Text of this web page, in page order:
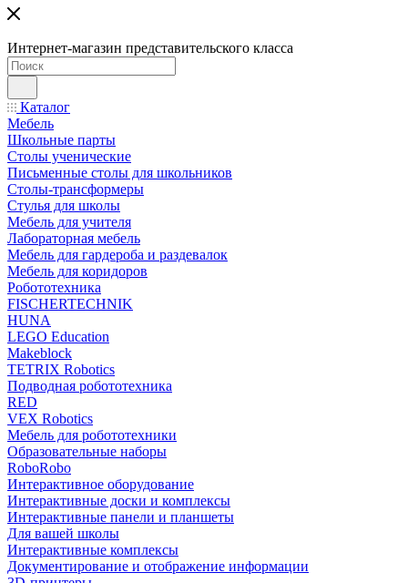
Интернет-магазин представительского класса
Каталог
Мебель
Школьные парты
Столы ученические
Письменные столы для школьников
Столы-трансформеры
Стулья для школы
Мебель для учителя
Лабораторная мебель
Мебель для гардероба и раздевалок
Мебель для коридоров
Робототехника
FISCHERTECHNIK
HUNA
LEGO Education
Makeblock
TETRIX Robotics
Подводная робототехника
RED
VEX Robotics
Мебель для робототехники
Образовательные наборы
RoboRobo
Интерактивное оборудование
Интерактивные доски и комплексы
Интерактивные панели и планшеты
Для вашей школы
Интерактивные комплексы
Документирование и отображение информации